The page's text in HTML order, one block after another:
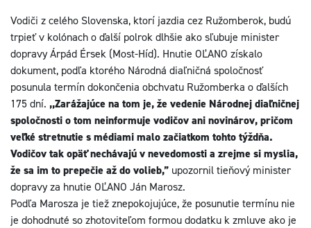
Vodiči z celého Slovenska, ktorí jazdia cez Ružomberok, budú
trpieť v kolónach o ďalší polrok dlhšie ako sľubuje minister
dopravy Árpád Érsek (Most-Híd). Hnutie OĽANO získalo
dokument, podľa ktorého Národná diaľničná spoločnosť
posunula termín dokončenia obchvatu Ružomberka o ďalších
175 dní. ,,Zarážajúce na tom je, že vedenie Národnej diaľničnej
spoločnosti o tom neinformuje vodičov ani novinárov, pričom
veľké stretnutie s médiami malo začiatkom tohto týždňa.
Vodičov tak opäť nechávajú v nevedomosti a zrejme si myslia,
že sa im to prepečie až do volieb,” upozornil tieňový minister
dopravy za hnutie OĽANO Ján Marosz.
Podľa Marosza je tiež znepokojujúce, že posunutie termínu nie
je dohodnuté so zhotoviteľom formou dodatku k zmluve ako je